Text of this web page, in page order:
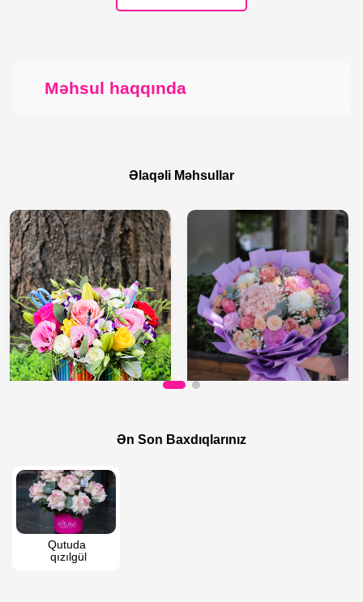
Məhsul haqqında
Əlaqəli Məhsullar
Rəngli qələm dekorlu gül boxçası Bahara Dönüş
Ən Son Baxdıqlarınız
Qutuda
qızılgül